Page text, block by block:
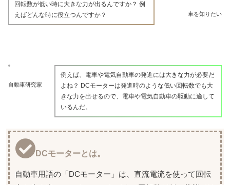
車を知りたい
回転数が低い時に大きな力が出るんですか？ 例
えばどんな時に役立つんですか？
自動車研究家
例えば、電車や電気自動車の発進には大きな力が必要だ
よね？ DCモーターは発進時のような低い回転数でも大
きな力を出せるので、電車や電気自動車の駆動に適して
いるんだ。
DCモーターとは。
自動車用語の「DCモーター」は、直流電流を使って回転